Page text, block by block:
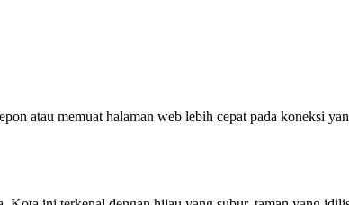
atau memuat halaman web lebih cepat pada koneksi